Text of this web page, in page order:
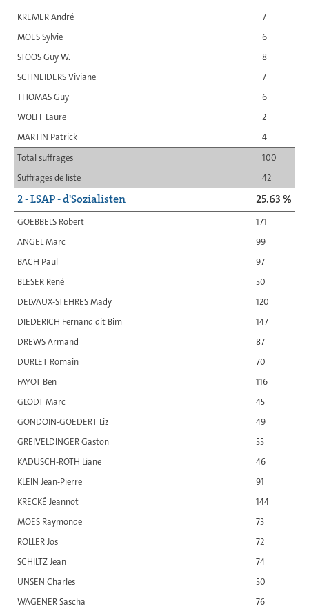
KREMER André
7
MOES Sylvie
6
STOOS Guy W.
8
SCHNEIDERS Viviane
7
THOMAS Guy
6
WOLFF Laure
2
MARTIN Patrick
4
Total suffrages
100
Suffrages de liste
42
2 - LSAP - d'Sozialisten 25.63 %
GOEBBELS Robert
171
ANGEL Marc
99
BACH Paul
97
BLESER René
50
DELVAUX-STEHRES Mady
120
DIEDERICH Fernand dit Bim
147
DREWS Armand
87
DURLET Romain
70
FAYOT Ben
116
GLODT Marc
45
GONDOIN-GOEDERT Liz
49
GREIVELDINGER Gaston
55
KADUSCH-ROTH Liane
46
KLEIN Jean-Pierre
91
KRECKÉ Jeannot
144
MOES Raymonde
73
ROLLER Jos
72
SCHILTZ Jean
74
UNSEN Charles
50
WAGENER Sascha
76